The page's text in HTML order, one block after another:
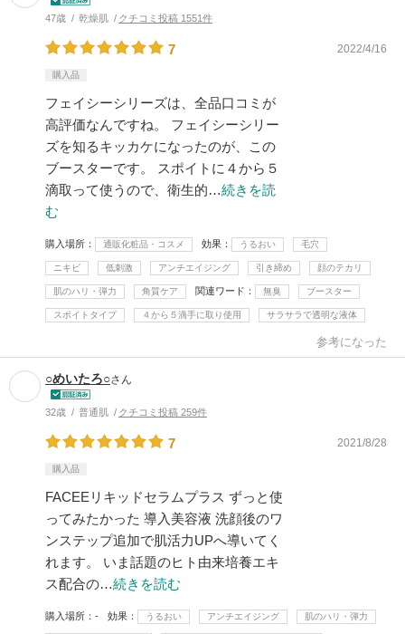
47歳 乾燥肌 クチコミ投稿 1551件
7 2022/4/16
購入品
フェイシーシリーズは、全品口コミが
高評価なんですね。 フェイシーシリー
ズを知るキッカケになったのが、この
ブースターです。 スポイトに４から５
滴取って使うので、衛生的…続きを読
む
購入場所 通販化粧品・コスメ 効果 うるおい 毛穴
ニキビ 低刺激 アンチエイジング 引き締め 顔のテカリ
肌のハリ・弾力 角質ケア 関連ワード 無臭 ブースター
スポイトタイプ ４から５滴手に取り使用 サラサラで透明な液体
参考になった
○めいたろ○さん
32歳 普通肌 クチコミ投稿 259件
7 2021/8/28
購入品
FACEEリキッドセラムプラス ずっと使
ってみたかった 導入美容液 洗顔後のワ
ンステップ追加で肌活力UPへ導いてく
れます。 いま話題のヒト由来培養エキ
ス配合の…続きを読む
購入場所 - 効果 うるおい アンチエイジング 肌のハリ・弾力